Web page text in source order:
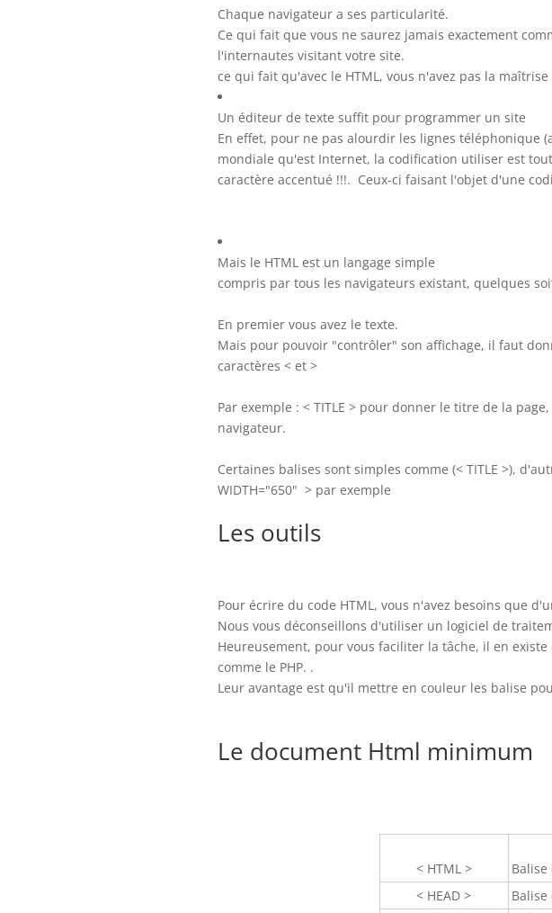
Chaque navigateur a ses particularité.
Ce qui fait que vous ne saurez jamais exactement
l'internautes visitant votre site.
ce qui fait qu'avec le HTML, vous n'avez pas la
Un éditeur de texte suffit pour programmer un site
En effet, pour ne pas alourdir les lignes téléphonique
mondiale qu'est Internet, la codification utiliser est
caractère accentué !!!. Ceux-ci faisant l'objet d'une
Mais le HTML est un langage simple
compris par tous les navigateurs existant, quelques
En premier vous avez le texte.
Mais pour pouvoir "contrôler" son affichage, il faut
caractères < et >
Par exemple : < TITLE > pour donner le titre de la
navigateur.
Certaines balises sont simples comme (< TITLE >),
WIDTH="650" > par exemple
Les outils
Pour écrire du code HTML, vous n'avez besoins que
Nous vous déconseillons d'utiliser un logiciel de
Heureusement, pour vous faciliter la tâche, il en
comme le PHP. .
Leur avantage est qu'il mettre en couleur les balise
Le document Html minimum
< HTML >
< HEAD >